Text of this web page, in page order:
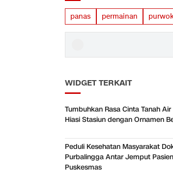
panas permainan
WIDGET TERKAIT
Tumbuhkan Rasa Cinta Tanah
Hiasi Stasiun dengan Ornamen
Peduli Kesehatan Masyarakat
Purbalingga Antar Jemput
Puskesmas